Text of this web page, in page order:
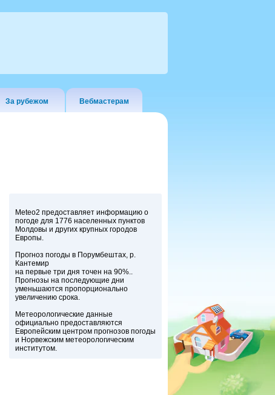
За рубежом Вебмастерам
Meteo2 предоставляет информацию о
погоде для 1776 населенных пунктов
Молдовы и других крупных городов
Европы.
Прогноз погоды в Порумбештах, р.
Кантемир
на первые три дня точен на 90%..
Прогнозы на последующие дни
уменьшаются пропорционально
увеличению срока.
Метеорологические данные
официально предоставляются
Европейским центром прогнозов погоды
и Норвежским метеорологическим
институтом.